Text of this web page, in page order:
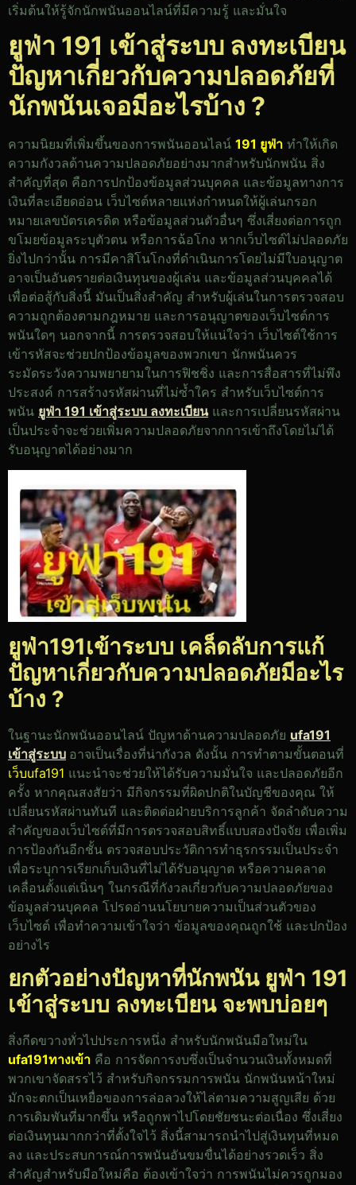
เริ่มต้นให้รู้จักนักพนันออนไลน์ที่มีความรู้ และมั่นใจ
ยูฟ่า 191 เข้าสู่ระบบ ลงทะเบียน
ปัญหาเกี่ยวกับความปลอดภัยที่
นักพนันเจอมีอะไรบ้าง ?
ความนิยมที่เพิ่มขึ้นของการพนันออนไลน์ 191 ยูฟ่า ทำให้เกิด
ความกังวลด้านความปลอดภัยอย่างมากสำหรับนักพนัน สิ่ง
สำคัญที่สุด คือการปกป้องข้อมูลส่วนบุคคล และข้อมูลทางการ
เงินที่ละเอียดอ่อน เว็บไซต์หลายแห่งกำหนดให้ผู้เล่นกรอก
หมายเลขบัตรเครดิต หรือข้อมูลส่วนตัวอื่นๆ ซึ่งเสี่ยงต่อการถูก
ขโมยข้อมูลระบุตัวตน หรือการฉ้อโกง หากเว็บไซต์ไม่ปลอดภัย
ยิ่งไปกว่านั้น การมีคาสิโนโกงที่ดำเนินการโดยไม่มีใบอนุญาต
อาจเป็นอันตรายต่อเงินทุนของผู้เล่น และข้อมูลส่วนบุคคลได้
เพื่อต่อสู้กับสิ่งนี้ มันเป็นสิ่งสำคัญ สำหรับผู้เล่นในการตรวจสอบ
ความถูกต้องตามกฎหมาย และการอนุญาตของเว็บไซต์การ
พนันใดๆ นอกจากนี้ การตรวจสอบให้แน่ใจว่า เว็บไซต์ใช้การ
เข้ารหัสจะช่วยปกป้องข้อมูลของพวกเขา นักพนันควร
ระมัดระวังความพยายามในการฟิชชิ่ง และการสื่อสารที่ไม่พึง
ประสงค์ การสร้างรหัสผ่านที่ไม่ซ้ำใคร สำหรับเว็บไซต์การ
พนัน ยูฟ่า 191 เข้าสู่ระบบ ลงทะเบียน และการเปลี่ยนรหัสผ่าน
เป็นประจำจะช่วยเพิ่มความปลอดภัยจากการเข้าถึงโดยไม่ได้
รับอนุญาตได้อย่างมาก
ยูฟ่า191เข้าระบบ เคล็ดลับการแก้
ปัญหาเกี่ยวกับความปลอดภัยมีอะไร
บ้าง ?
ในฐานะนักพนันออนไลน์ ปัญหาด้านความปลอดภัย ufa191
เข้าสู่ระบบ อาจเป็นเรื่องที่น่ากังวล ดังนั้น การทำตามขั้นตอนที่
เว็บufa191 แนะนำจะช่วยให้ได้รับความมั่นใจ และปลอดภัยอีก
ครั้ง หากคุณสงสัยว่า มีกิจกรรมที่ผิดปกติในบัญชีของคุณ ให้
เปลี่ยนรหัสผ่านทันที และติดต่อฝ่ายบริการลูกค้า จัดลำดับความ
สำคัญของเว็บไซต์ที่มีการตรวจสอบสิทธิ์แบบสองปัจจัย เพื่อเพิ่ม
การป้องกันอีกชั้น ตรวจสอบประวัติการทำธุรกรรมเป็นประจำ
เพื่อระบุการเรียกเก็บเงินที่ไม่ได้รับอนุญาต หรือความคลาด
เคลื่อนตั้งแต่เนิ่นๆ ในกรณีที่กังวลเกี่ยวกับความปลอดภัยของ
ข้อมูลส่วนบุคคล โปรดอ่านนโยบายความเป็นส่วนตัวของ
เว็บไซต์ เพื่อทำความเข้าใจว่า ข้อมูลของคุณถูกใช้ และปกป้อง
อย่างไร
ยกตัวอย่างปัญหาที่นักพนัน ยูฟ่า 191
เข้าสู่ระบบ ลงทะเบียน จะพบบ่อยๆ
สิ่งกีดขวางทั่วไปประการหนึ่ง สำหรับนักพนันมือใหม่ใน
ufa191ทางเข้า คือ การจัดการงบซึ่งเป็นจำนวนเงินทั้งหมดที่
พวกเขาจัดสรรไว้ สำหรับกิจกรรมการพนัน นักพนันหน้าใหม่
มักจะตกเป็นเหยื่อของการล่อลวงให้ไล่ตามความสูญเสีย ด้วย
การเดิมพันที่มากขึ้น หรือถูกพาไปโดยชัยชนะต่อเนื่อง ซึ่งเสี่ยง
ต่อเงินทุนมากกว่าที่ตั้งใจไว้ สิ่งนี้สามารถนำไปสู่เงินทุนที่หมด
ลง และประสบการณ์การพนันอันขมขื่นได้อย่างรวดเร็ว สิ่ง
สำคัญสำหรับมือใหม่คือ ต้องเข้าใจว่า การพนันไม่ควรถูกมอง